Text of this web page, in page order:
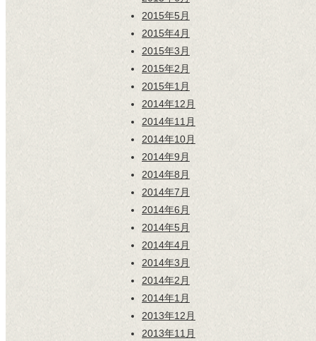
2015年5月
2015年4月
2015年3月
2015年2月
2015年1月
2014年12月
2014年11月
2014年10月
2014年9月
2014年8月
2014年7月
2014年6月
2014年5月
2014年4月
2014年3月
2014年2月
2014年1月
2013年12月
2013年11月